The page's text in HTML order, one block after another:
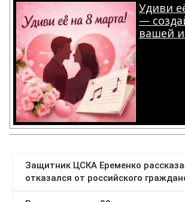
Удиви
—
вашей
.